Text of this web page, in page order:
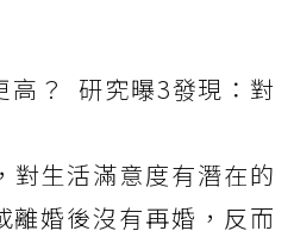
高？ 研究曝3發現：對
對生活滿意度有潛在的
離婚後沒有再婚，反而